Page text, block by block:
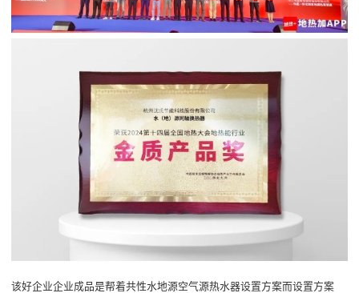
该好企业企业成品是帮着共性水地源空气源热水器设置方案而设置方案